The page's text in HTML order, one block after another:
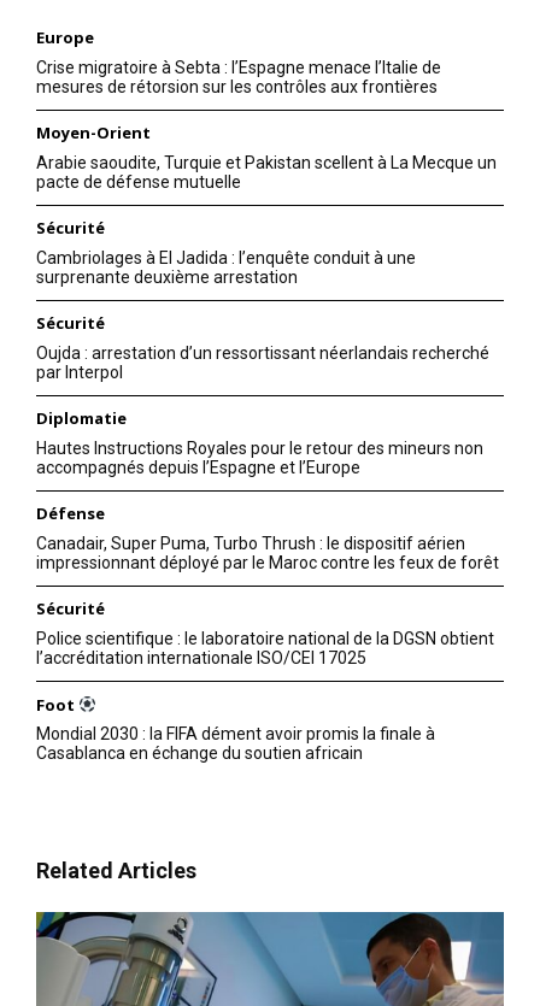
Europe
Crise migratoire à Sebta : l’Espagne menace l’Italie de
mesures de rétorsion sur les contrôles aux frontières
Moyen-Orient
Arabie saoudite, Turquie et Pakistan scellent à La Mecque un
pacte de défense mutuelle
Sécurité
Cambriolages à El Jadida : l’enquête conduit à une
surprenante deuxième arrestation
Sécurité
Oujda : arrestation d’un ressortissant néerlandais recherché
par Interpol
Diplomatie
Hautes Instructions Royales pour le retour des mineurs non
accompagnés depuis l’Espagne et l’Europe
Défense
Canadair, Super Puma, Turbo Thrush : le dispositif aérien
impressionnant déployé par le Maroc contre les feux de forêt
Sécurité
Police scientifique : le laboratoire national de la DGSN obtient
l’accréditation internationale ISO/CEI 17025
Foot
Mondial 2030 : la FIFA dément avoir promis la finale à
Casablanca en échange du soutien africain
Related Articles